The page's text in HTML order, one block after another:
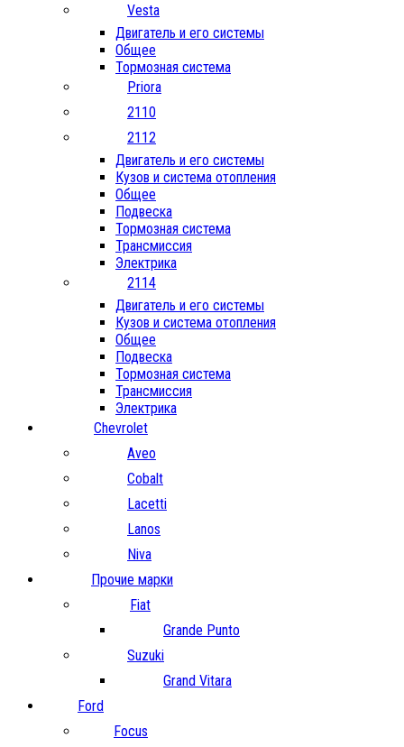
Vesta
Двигатель и его системы
Общее
Тормозная система
Priora
2110
2112
Двигатель и его системы
Кузов и система отопления
Общее
Подвеска
Тормозная система
Трансмиссия
Электрика
2114
Двигатель и его системы
Кузов и система отопления
Общее
Подвеска
Тормозная система
Трансмиссия
Электрика
Chevrolet
Aveo
Cobalt
Lacetti
Lanos
Niva
Прочие марки
Fiat
Grande Punto
Suzuki
Grand Vitara
Ford
Focus